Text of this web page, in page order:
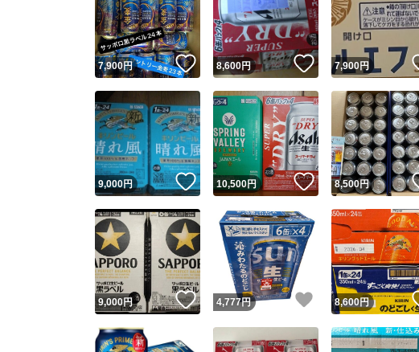
7,900円 いいね！
8,600円 いいね！
7,900円
9,000円 いいね！
10,500円 いいね！
8,500円
9,000円 いいね！
4,777円 いいね！
8,600円